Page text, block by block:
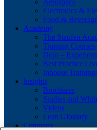
Electronics &
Food &
Academy
The Staufen
Training Courses
Dojo –
Best Practice
Inhouse
Insights
Brochures
Studies and
Videos
Lean Glossary
Company